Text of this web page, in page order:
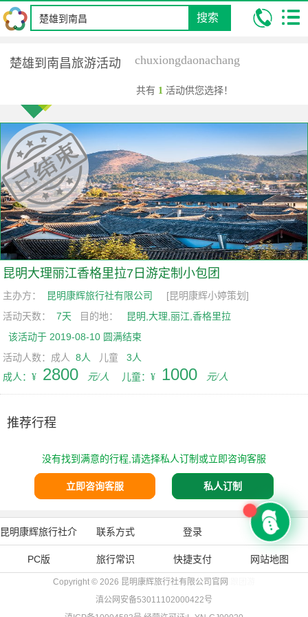
搜索
楚雄到南昌旅游活动 chuxiongdaonachang
共有 1 活动供您选择！
昆明大理丽江香格里拉7日游定制小包团
主办方： 昆明康辉旅行社有限公司
[昆明康辉小婷策划]
活动天数：
7天 目的地：
昆明,大理,丽江,香格里拉
该活动于 2019-08-10 圆满结束
活动人数：成人
8人 儿童 3人
成人：¥ 2800 元/人 儿童：¥ 1000 元/人
推荐行程
没有找到满意的行程,请选择私人订制或立即咨询客服
立即咨询客服 私人订制
昆明康辉旅行社介
绍
联系方式 登录 注册
PC版 旅行常识 快捷支付 网站地图
Copyright © 2026 昆明康辉旅行社有限公司官网
滇公网安备53011102000422号